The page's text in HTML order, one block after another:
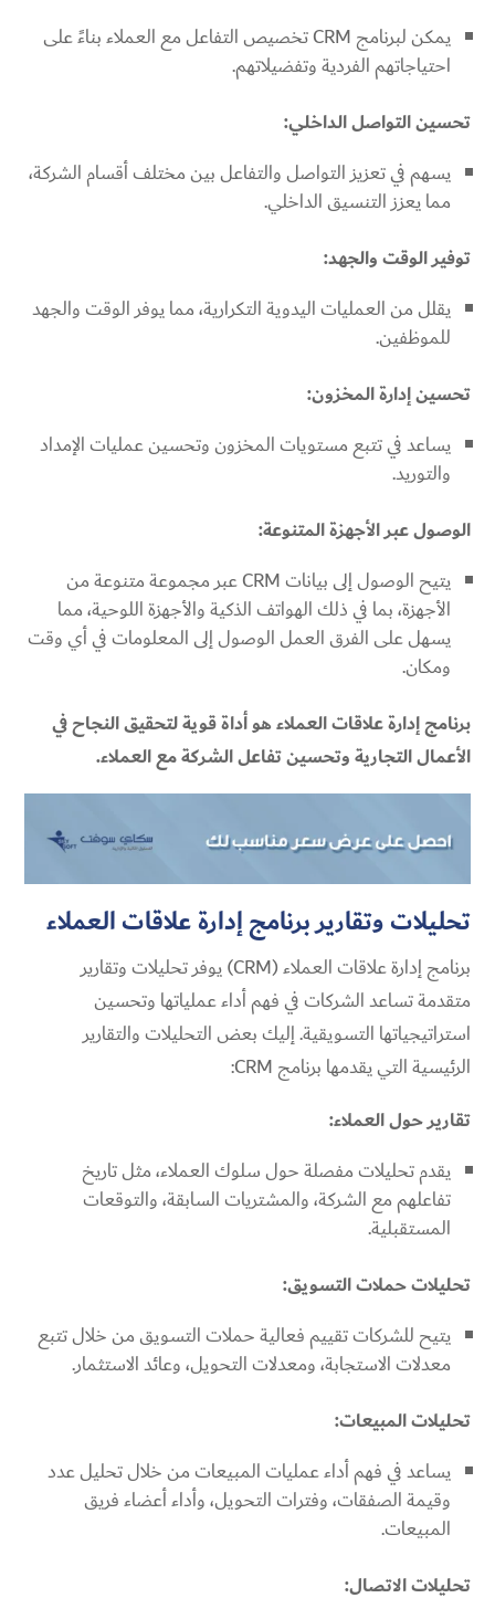
يمكن لبرنامج CRM تخصيص التفاعل مع العملاء بناءً على
احتياجاتهم الفردية وتفضيلاتهم.
تحسين التواصل الداخلي:
يسهم في تعزيز التواصل والتفاعل بين مختلف أقسام الشركة،
مما يعزز التنسيق الداخلي.
توفير الوقت والجهد:
يقلل من العمليات اليدوية التكرارية، مما يوفر الوقت والجهد
للموظفين.
تحسين إدارة المخزون:
يساعد في تتبع مستويات المخزون وتحسين عمليات الإمداد
والتوريد.
الوصول عبر الأجهزة المتنوعة:
يتيح الوصول إلى بيانات CRM عبر مجموعة متنوعة من
الأجهزة، بما في ذلك الهواتف الذكية والأجهزة اللوحية، مما
يسهل على الفرق العمل الوصول إلى المعلومات في أي وقت
ومكان.
برنامج إدارة علاقات العملاء هو أداة قوية لتحقيق النجاح في
الأعمال التجارية وتحسين تفاعل الشركة مع العملاء.
تحليلات وتقارير برنامج إدارة علاقات العملاء
برنامج إدارة علاقات العملاء (CRM) يوفر تحليلات وتقارير
متقدمة تساعد الشركات في فهم أداء عملياتها وتحسين
استراتيجياتها التسويقية. إليك بعض التحليلات والتقارير
الرئيسية التي يقدمها برنامج CRM:
تقارير حول العملاء:
يقدم تحليلات مفصلة حول سلوك العملاء، مثل تاريخ
تفاعلهم مع الشركة، والمشتريات السابقة، والتوقعات
المستقبلية.
تحليلات حملات التسويق:
يتيح للشركات تقييم فعالية حملات التسويق من خلال تتبع
معدلات الاستجابة، ومعدلات التحويل، وعائد الاستثمار.
تحليلات المبيعات:
يساعد في فهم أداء عمليات المبيعات من خلال تحليل عدد
وقيمة الصفقات، وفترات التحويل، وأداء أعضاء فريق
المبيعات.
تحليلات الاتصال: